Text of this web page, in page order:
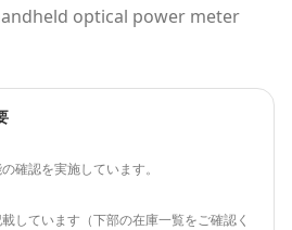
optical power meter
確認を実施しています。
しています（下部の在庫一覧をご確認く